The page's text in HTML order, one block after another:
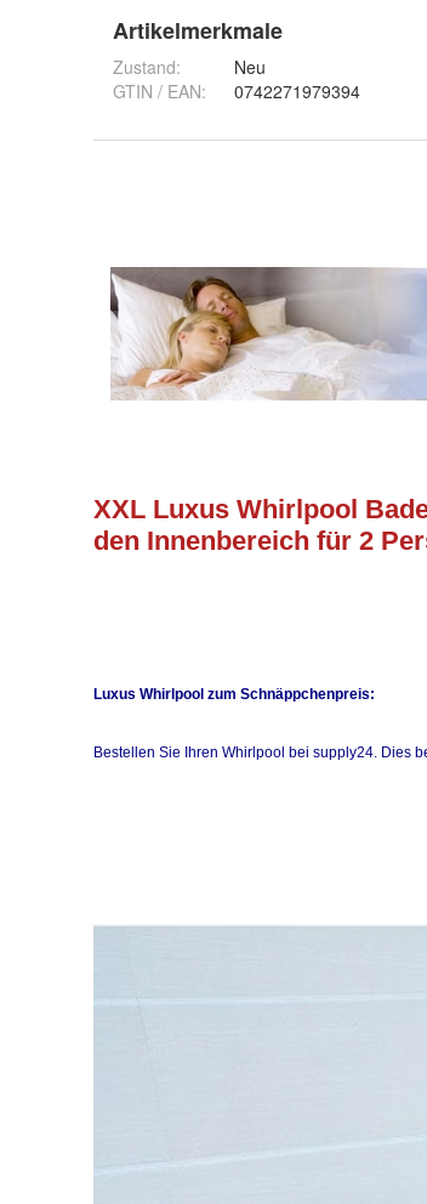
Artikelmerkmale
Zustand:
Neu
GTIN / EAN:
0742271979394